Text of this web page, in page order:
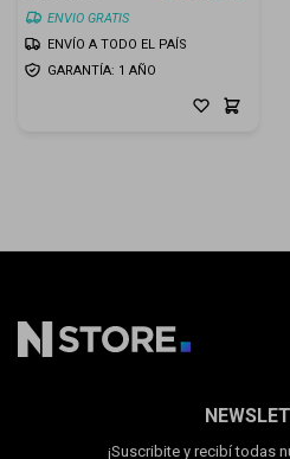
ENVIO GRATIS
GARANTÍA: 1 AÑO
ENVÍO A TODO EL PAÍS
¡Suscribite y recibí todas